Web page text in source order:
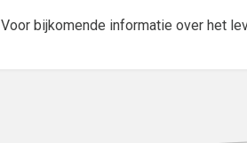
Voor bijkomende informatie over het